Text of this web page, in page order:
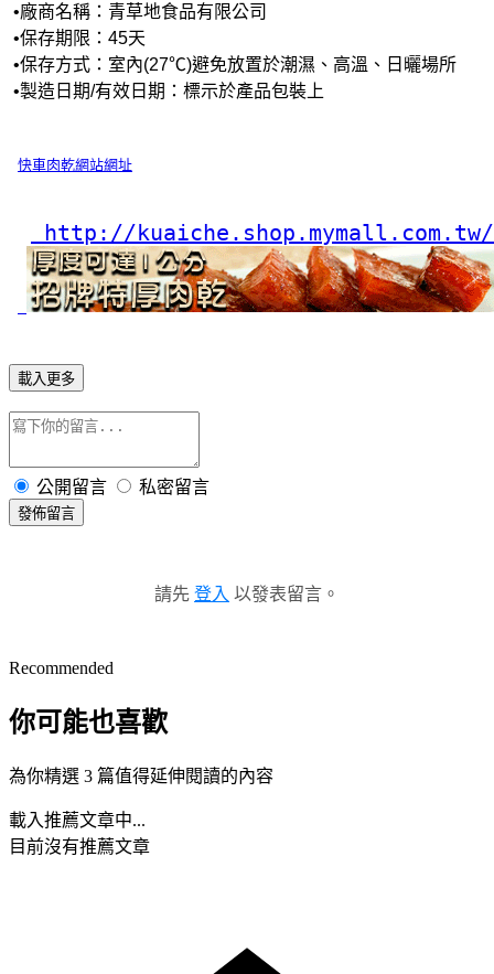
•廠商名稱：青草地食品有限公司
•保存期限：45天
•保存方式：室內(27℃)避免放置於潮濕、高溫、日曬場所
•製造日期/有效日期：標示於產品包裝上
快車肉乾網站網址
http://kuaiche.shop.mymall.com.tw/
載入更多
公開留言 私密留言
發佈留言
請先 登入 以發表留言。
Recommended
你可能也喜歡
為你精選 3 篇值得延伸閱讀的內容
載入推薦文章中...
目前沒有推薦文章